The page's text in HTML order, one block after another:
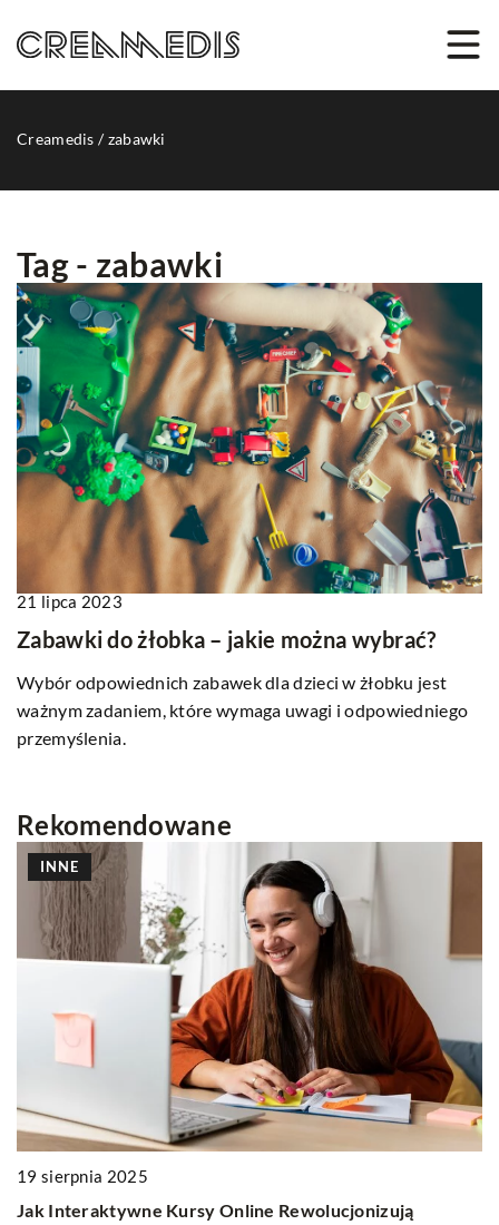
Creamedis /zabawki
Tag - zabawki
21 lipca 2023
Zabawki do żłobka – jakie można wybrać?
Wybór odpowiednich zabawek dla dzieci w żłobku jest
ważnym zadaniem, które wymaga uwagi i odpowiedniego
przemyślenia.
Rekomendowane
INNE
19 sierpnia 2025
Jak Interaktywne Kursy Online Rewolucjonizują